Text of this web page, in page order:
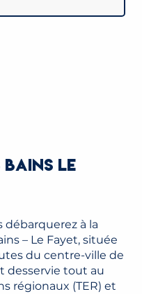
BAINS LE
débarquerez à la
– Le Fayet, située
du centre-ville de
desservie tout au
régionaux (TER) et